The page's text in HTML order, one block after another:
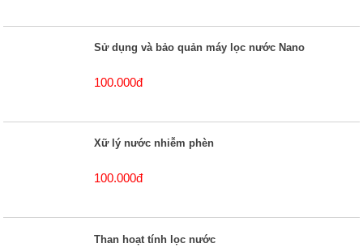
Sử dụng và bảo quản máy lọc nước Nano
100.000đ
Xữ lý nước nhiễm phèn
100.000đ
Than hoạt tính lọc nước